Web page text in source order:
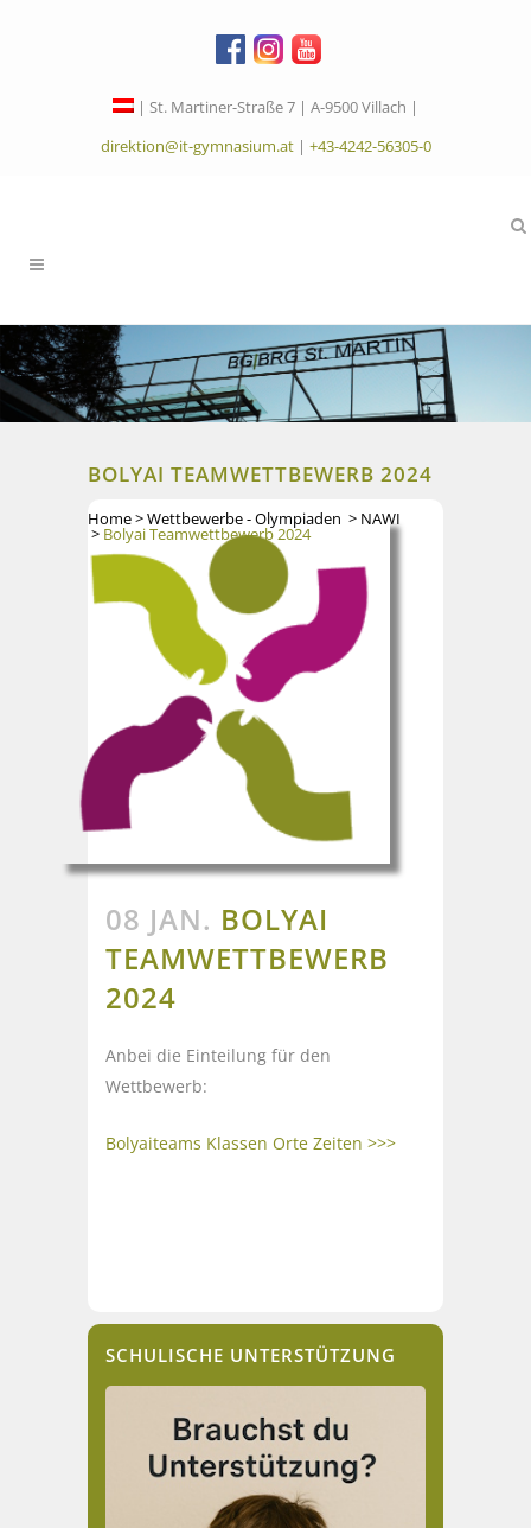
| St. Martiner-Straße 7 | A-9500 Villach |
direktion@it-gymnasium.at| +43-4242-56305-0
BOLYAI TEAMWETTBEWERB 2024
Home>Wettbewerbe - Olympiaden > NAWI
> Bolyai Teamwettbewerb 2024
08 JAN. BOLYAI
TEAMWETTBEWERB
2024
Anbei die Einteilung für den
Wettbewerb:
Bolyaiteams Klassen Orte Zeiten >>>
SCHULISCHE UNTERSTÜTZUNG